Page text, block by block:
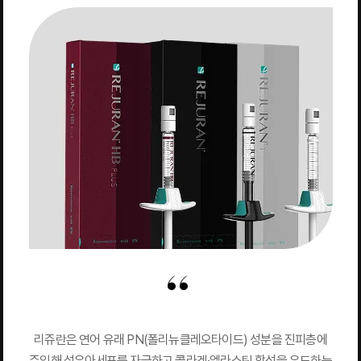
리쥬란은 연어 유래 PN(폴리뉴클레오타이드) 성분을 진피층에